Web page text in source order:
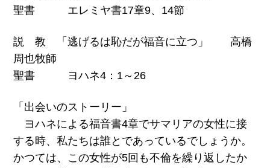
聖書 エレミヤ書17章9、14節
説 教 「逃げるは恥だが福音に立つ」 高橋
周也牧師
聖書 ヨハネ4：1～26
「出会いのストーリー」
ヨハネによる福音書4章でサマリアの女性に接
する時、私たちは誰とであっているでしょうか。
かつては、この女性が5回も不倫を繰り返したか